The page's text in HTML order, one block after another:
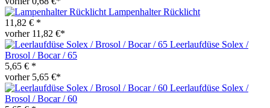
Lampenhalter Rücklicht
11,82 € *
vorher 11,82 €*
Leerlaufdüse Solex /
Brosol / Bocar / 65
5,65 € *
vorher 5,65 €*
Leerlaufdüse Solex /
Brosol / Bocar / 60